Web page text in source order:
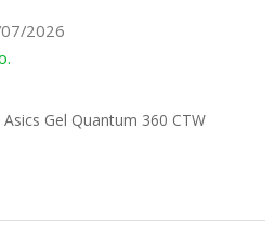
2026
Gel Quantum 360 CTW